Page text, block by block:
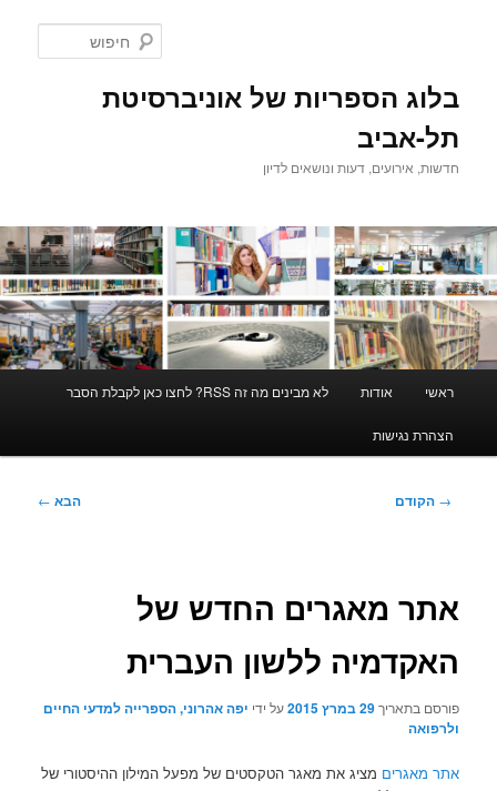
בלוג הספריות של אוניברסיטת
תל-אביב
חדשות, אירועים, דעות ונושאים לדיון
ראשי אודות לא מבינים מה זה RSS? לחצו כאן לקבלת הסבר
הצהרת נגישות
ניווט
→ הקודם הבא ←
אתר מאגרים החדש של
האקדמיה ללשון העברית
פורסם בתאריך29 במרץ 2015 על ידי יפה אהרוני, הספרייה למדעי החיים
ולרפואה
אתר מאגרים מציג את מאגר הטקסטים של מפעל המילון ההיסטורי של